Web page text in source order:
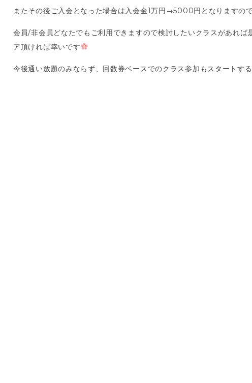
またその後ご入会となった場合は入会金1万円→5000円となりますの
会員/非会員どなたでもご利用できますので検討したいクラスがあれ
ア頂ければ幸いです
今後通い放題のみならず、回数券ベースでのクラス参加もスタートす